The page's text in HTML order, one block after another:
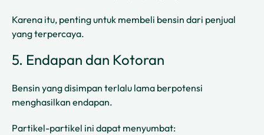
Karena itu, penting untuk membeli bensin dari penjual
yang terpercaya.
5. Endapan dan Kotoran
Bensin yang disimpan terlalu lama berpotensi
menghasilkan endapan.
Partikel-partikel ini dapat menyumbat: